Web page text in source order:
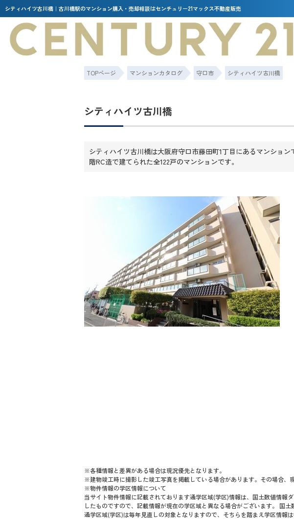
シティハイツ古川橋｜古川橋駅のマンション購入・売却相談はセンチュリー21マックス不動産販売
TOPページ マンションカタログ 守口市 シティハイツ古川橋
シティハイツ古川橋
シティハイツ古川橋は大阪府守口市藤田町1丁目にあるマンショ
階RC造で建てられた全122戸のマンションです。
※各種情報と差異がある場合は現況優先となります。
※建物竣工時に撮影した竣工写真を掲載している場合があります。その場合、
※物件情報の学区情報について
当サイト物件情報に記載されております通学区域(学区)情報は、国土数値情報
したものですので、記載情報が現在の学区域と異なる場合がございます。 国
通学区域(学区)は毎年見直しの対象となりますので、そちらを踏まえ学区情報は